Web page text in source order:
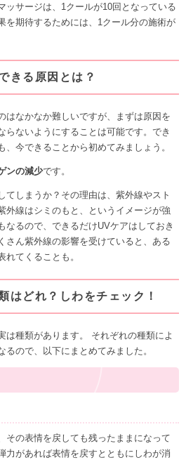
ッサージは、1クールが10回となっている
を期待するためには、1クール分の施術が
きる原因とは？
はなかなか難しいですが、まずは原因を
らないようにすることは可能です。でき
今できることから初めてみましょう。
ンの減少です。
しまうか？その理由は、 紫外線やスト
外線はシミのもと、というイメージが強
なるので、できるだけUVケアはしておき
ん紫外線の影響を受けていると、 ある
れてくる ことも。
はどれ？しわをチェック！
は種類があります。 それぞれの種類によ
るので、以下にまとめてみました。
その表情を戻しても残ったままになって
力があれば表情を戻すとともにしわが消